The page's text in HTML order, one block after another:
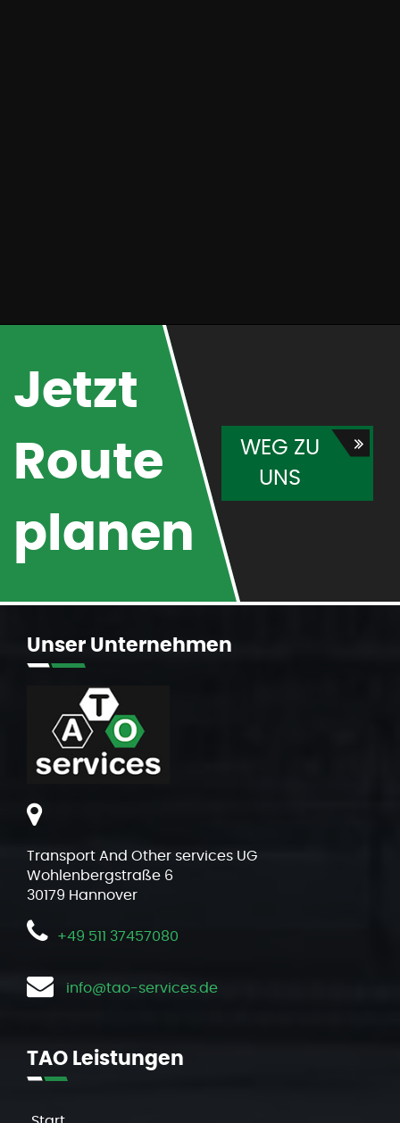
Jetzt
Route
planen
WEG ZU
UNS
Unser Unternehmen
Transport And Other services UG
Wohlenbergstraße 6
30179 Hannover
+49 511 37457080
info@tao-services.de
TAO Leistungen